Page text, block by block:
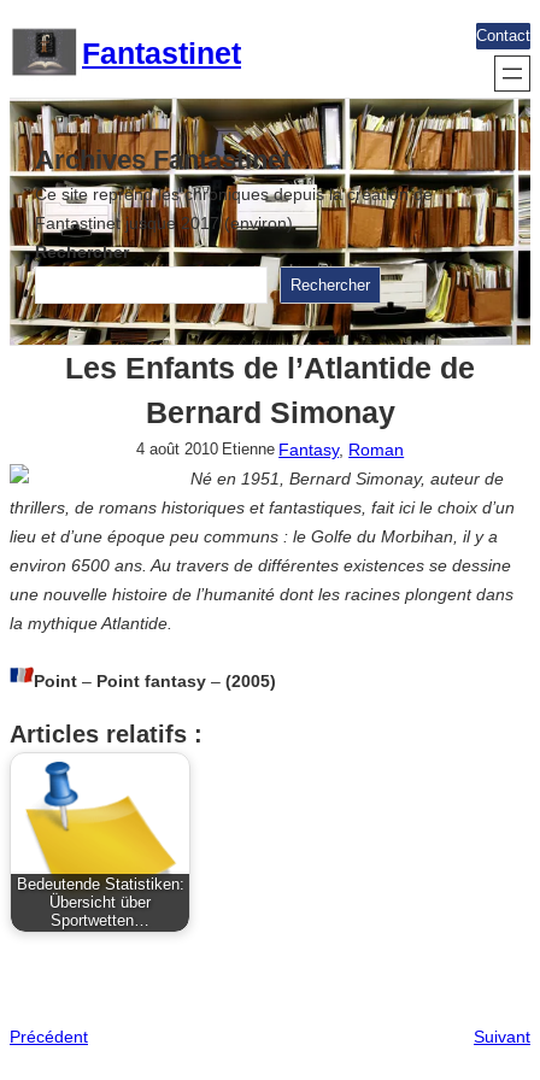
contenu
Fantastinet
Contact
Archives Fantastinet
Ce site reprend les chroniques depuis la création de
Fantastinet jusque 2017 (environ)
Rechercher
Rechercher
Les Enfants de l’Atlantide de
Bernard Simonay
4 août 2010 Etienne Fantasy, Roman
Né en 1951, Bernard Simonay, auteur de
thrillers, de romans historiques et fantastiques, fait ici le choix d’un
lieu et d’une époque peu communs : le Golfe du Morbihan, il y a
environ 6500 ans. Au travers de différentes existences se dessine
une nouvelle histoire de l’humanité dont les racines plongent dans
la mythique Atlantide.
Point – Point fantasy – (2005)
Articles relatifs :
Bedeutende Statistiken:
Übersicht über
Sportwetten…
Précédent Suivant